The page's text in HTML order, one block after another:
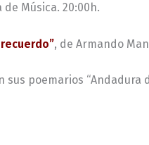
de Música. 20:00h.
, de Armando
sus poemarios “Andadura